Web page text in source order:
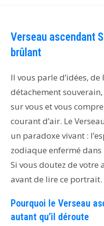
Verseau ascendant
brûlant
Il vous parle d’idées,
détachement
sur vous et vous
courant d’air. Le
un paradoxe vivant :
zodiaque enfermé
Si vous doutez de votre
avant de lire ce portrait.
Pourquoi le Verseau
autant qu’il déroute